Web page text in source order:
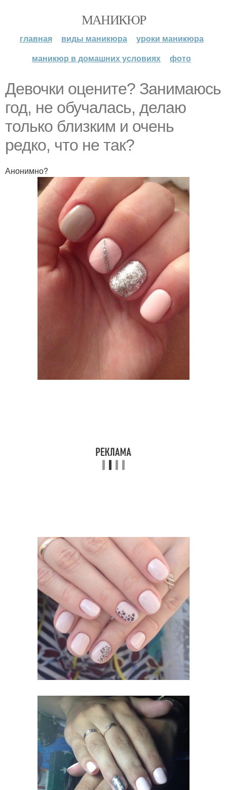
МАНИКЮР
главная виды маникюра
уроки маникюра
маникюр в домашних условиях
фото
Девочки оцените? Занимаюсь
год, не обучалась, делаю
только близким и очень
редко, что не так?
Анонимно?